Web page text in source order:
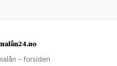
– forsiden